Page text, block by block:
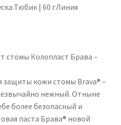
| 60 гЛиния
стомы Колопласт Брава –
защиты кожи стомы Brava® –
нежный. Отныне
более безопасный и
паста Брава® новой